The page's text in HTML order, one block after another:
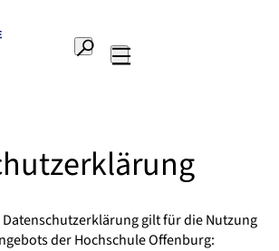
Suche
gilt für die Nutzung
der Hochschule Offenburg: